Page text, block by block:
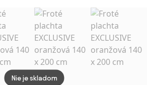
Nie je skladom